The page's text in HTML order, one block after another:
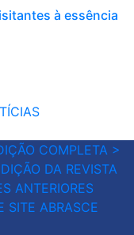
à essência
COMPLETA >
DA REVISTA
ANTERIORES
SITE ABRASCE